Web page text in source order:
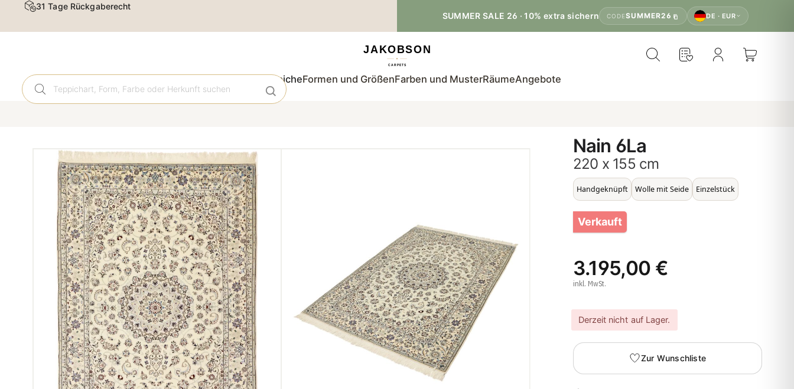
31 Tage Rückgaberecht
SUMMER SALE 26 · 10% extra sichern
CODESUMMER26 DE · EUR
OrientteppicheFormen und GrößenFarben und MusterRäumeAngebote
Nain 6La
220 x 155 cm
Handgeknüpft Wolle mit Seide Einzelstück
Verkauft
3.195,00 €
inkl. MwSt.
Derzeit nicht auf Lager.
Zur Wunschliste